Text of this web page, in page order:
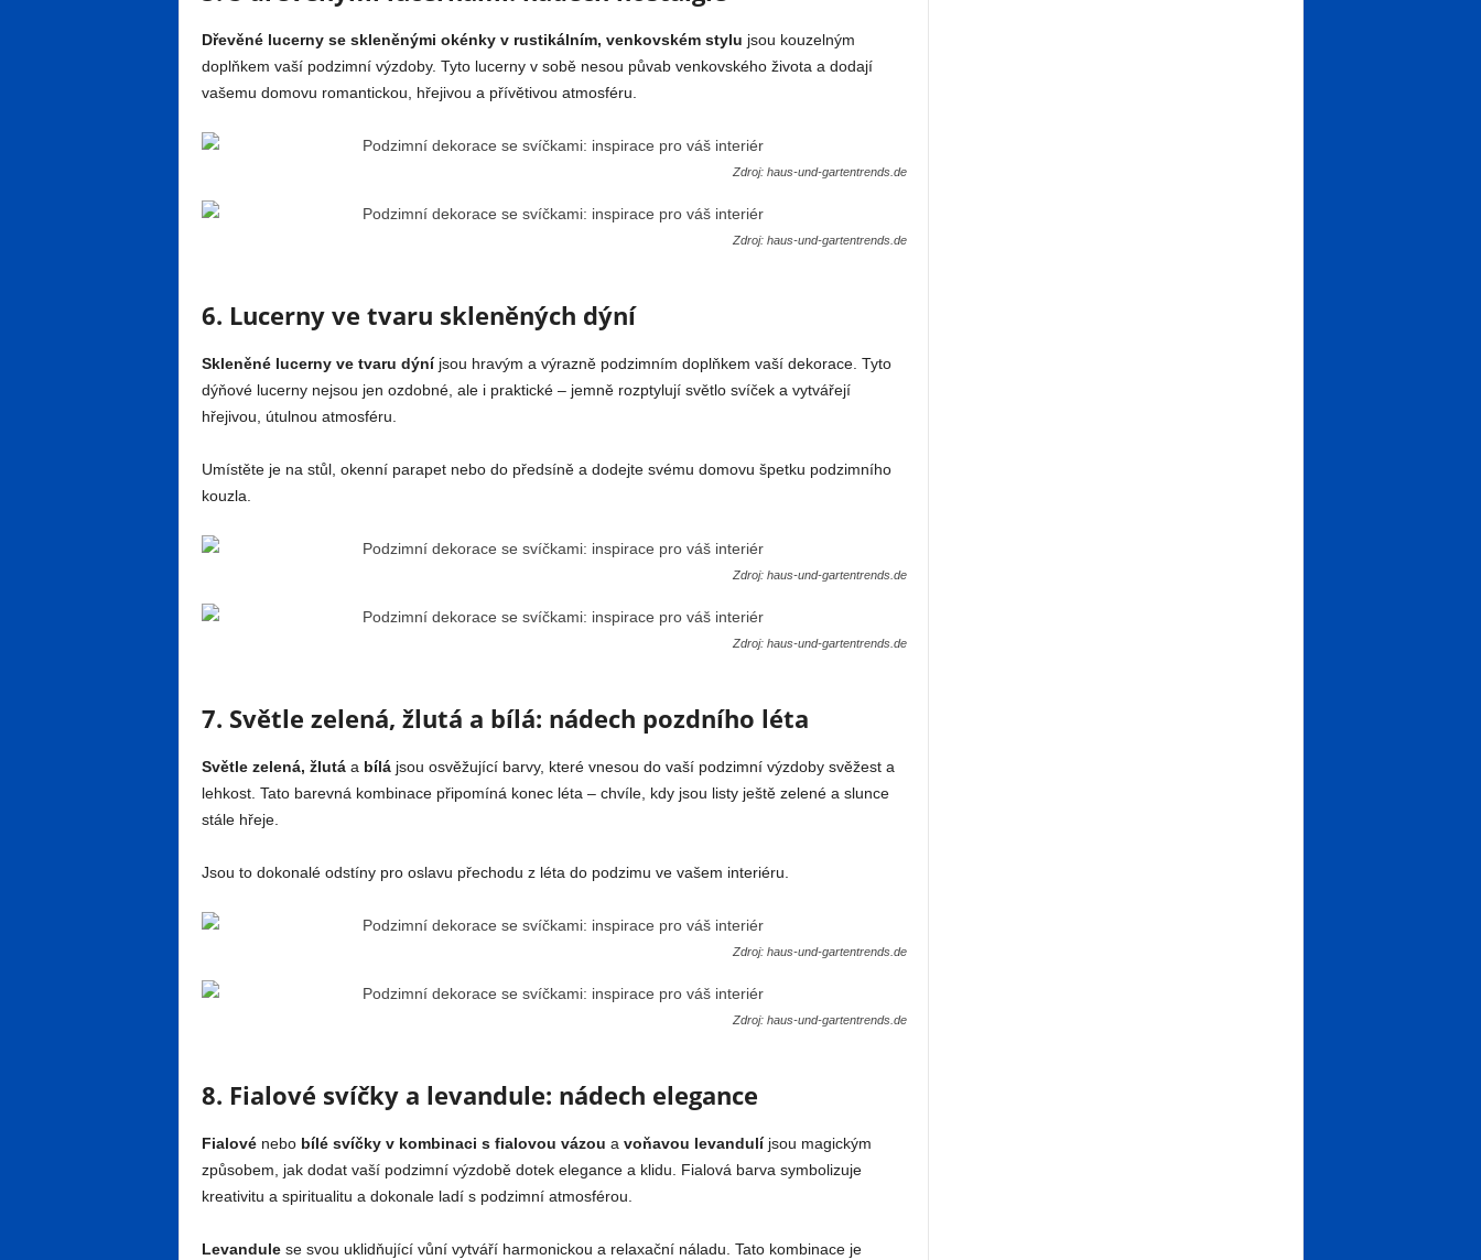
Dřevěné lucerny se skleněnými okénky v rustikálním, venkovském stylu jsou kouzelným
doplňkem vaší podzimní výzdoby. Tyto lucerny v sobě nesou půvab venkovského života a dodají
vašemu domovu romantickou, hřejivou a přívětivou atmosféru.
Zdroj: haus-und-gartentrends.de
Zdroj: haus-und-gartentrends.de
6. Lucerny ve tvaru skleněných dýní
Skleněné lucerny ve tvaru dýníjsou hravým a výrazně podzimním doplňkem vaší dekorace. Tyto
dýňové lucerny nejsou jen ozdobné, ale i praktické – jemně rozptylují světlo svíček a vytvářejí
hřejivou, útulnou atmosféru.
Umístěte je na stůl, okenní parapet nebo do předsíně a dodejte svému domovu špetku podzimního
kouzla.
Zdroj: haus-und-gartentrends.de
Zdroj: haus-und-gartentrends.de
7. Světle zelená, žlutá a bílá: nádech pozdního léta
Světle zelená, žlutá a bílájsou osvěžující barvy, které vnesou do vaší podzimní výzdoby svěžest a
lehkost. Tato barevná kombinace připomíná konec léta – chvíle, kdy jsou listy ještě zelené a slunce
stále hřeje.
Jsou to dokonalé odstíny pro oslavu přechodu z léta do podzimu ve vašem interiéru.
Zdroj: haus-und-gartentrends.de
Zdroj: haus-und-gartentrends.de
8. Fialové svíčky a levandule: nádech elegance
Fialové nebobílé svíčky v kombinaci s fialovou vázou a voňavou levandulíjsou magickým
způsobem, jak dodat vaší podzimní výzdobě dotek elegance a klidu. Fialová barva symbolizuje
kreativitu a spiritualitu a dokonale ladí s podzimní atmosférou.
Levandulese svou uklidňující vůní vytváří harmonickou a relaxační náladu. Tato kombinace je